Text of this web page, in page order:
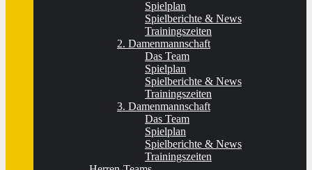
Spielplan
Spielberichte & News
Trainingszeiten
2. Damenmannschaft
Das Team
Spielplan
Spielberichte & News
Trainingszeiten
3. Damenmannschaft
Das Team
Spielplan
Spielberichte & News
Trainingszeiten